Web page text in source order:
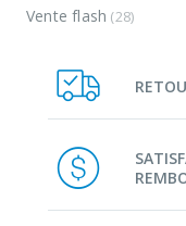
Vente flash (28)